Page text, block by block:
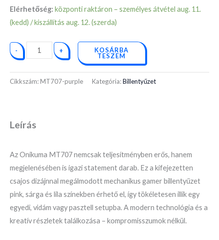
Elérhetőség: központi raktáron – személyes átvétel aug. 11.
(kedd) / kiszállítás aug. 12. (szerda)
- + KOSÁRBA
TESZEM
Cikkszám:MT707-purple Kategória:Billentyűzet
Leírás
Az Onikuma MT707 nemcsak teljesítményben erős, hanem
megjelenésében is igazi statement darab. Ez a kifejezetten
csajos dizájnnal megálmodott mechanikus gamer billentyűzet
pink, sárga és lila színekben érhető el, így tökéletesen illik egy
egyedi, vidám vagy pasztell setupba. A modern technológia és a
kreatív részletek találkozása – kompromisszumok nélkül.